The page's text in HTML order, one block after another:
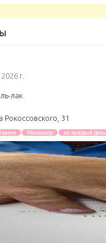
г.
лак
31
Маникюр на каждый день